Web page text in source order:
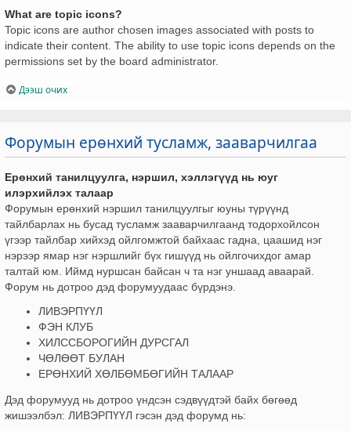
What are topic icons?
Topic icons are author chosen images associated with posts to
indicate their content. The ability to use topic icons depends on the
permissions set by the board administrator.
Дээш очих
Форумын ерөнхий тусламж, зааварчилгаа
Ерөнхий танилцуулга, нэршил, хэллэгүүд нь юуг
илэрхийлэх талаар
Форумын ерөнхий нэршил танилцуулгыг юуны түрүүнд
тайлбарлах нь бусад тусламж зааварчилгаанд тодорхойлсон
үгээр тайлбар хийхэд ойлгомжтой байхаас гадна, цаашид нэг
нэрээр ямар нэг нэршлийг бүх гишүүд нь ойлгочихдог амар
талтай юм. Иймд нуршсан байсан ч та нэг уншаад аваарай.
Форум нь дотроо дэд форумуудаас бүрдэнэ.
ЛИВЭРПҮҮЛ
ФЭН КЛУБ
ХИЛССБОРОГИЙН ДУРСГАЛ
ЧӨЛӨӨТ БУЛАН
ЕРӨНХИЙ ХӨЛБӨМБӨГИЙН ТАЛААР
Дэд форумууд нь дотроо үндсэн сэдвүүдтэй байх бөгөөд
жишээлбэл: ЛИВЭРПҮҮЛ гэсэн дэд форумд нь: